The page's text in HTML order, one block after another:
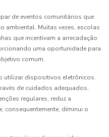
de eventos comunitários que
ambiental. Muitas vezes, escolas
que incentivam a arrecadação
uma oportunidade para
comum.
utilizar dispositivos eletrônicos.
de cuidados adequados,
regulares, reduz a
consequentemente, diminui o